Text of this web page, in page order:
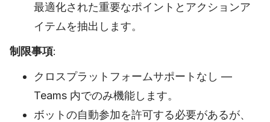
最適化された重要なポイントとアクションア
イテムを抽出します。
制限事項:
クロスプラットフォームサポートなし —
Teams 内でのみ機能します。
ボットの自動参加を許可する必要があるが、